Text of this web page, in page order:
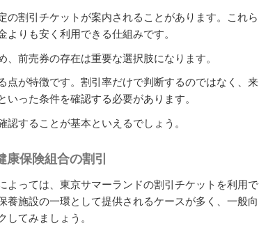
割引チケットが案内されることがあります。これら
りも安く利用できる仕組みです。
前売券の存在は重要な選択肢になります。
が特徴です。割引率だけで判断するのではなく、来
った条件を確認する必要があります。
することが基本といえるでしょう。
保険組合の割引
っては、東京サマーランドの割引チケットを利用で
施設の一環として提供されるケースが多く、一般向
てみましょう。